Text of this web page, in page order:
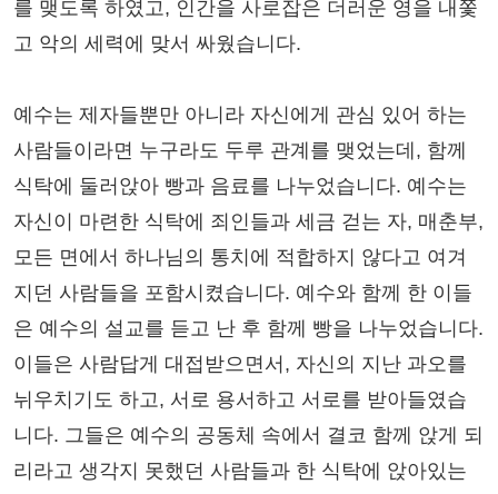
를 맺도록 하였고, 인간을 사로잡은 더러운 영을 내쫓
고 악의 세력에 맞서 싸웠습니다.
예수는 제자들뿐만 아니라 자신에게 관심 있어 하는
사람들이라면 누구라도 두루 관계를 맺었는데, 함께
식탁에 둘러앉아 빵과 음료를 나누었습니다. 예수는
자신이 마련한 식탁에 죄인들과 세금 걷는 자, 매춘부,
모든 면에서 하나님의 통치에 적합하지 않다고 여겨
지던 사람들을 포함시켰습니다. 예수와 함께 한 이들
은 예수의 설교를 듣고 난 후 함께 빵을 나누었습니다.
이들은 사람답게 대접받으면서, 자신의 지난 과오를
뉘우치기도 하고, 서로 용서하고 서로를 받아들였습
니다. 그들은 예수의 공동체 속에서 결코 함께 앉게 되
리라고 생각지 못했던 사람들과 한 식탁에 앉아있는